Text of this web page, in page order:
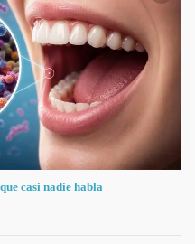
casi nadie habla